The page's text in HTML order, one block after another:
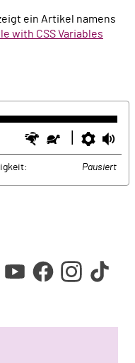
ein Artikel namens
with CSS Variables
Schneller
Langsamer
Pausiert